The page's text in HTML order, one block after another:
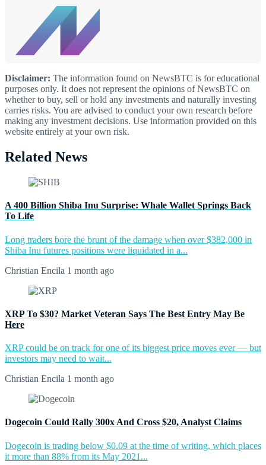
Disclaimer: The information found on NewsBTC is for educational
purposes only. It does not represent the opinions of NewsBTC on
whether to buy, sell or hold any investments and naturally investing
carries risks. You are advised to conduct your own research before
making any investment decisions. Use information provided on this
website entirely at your own risk.
Related News
A 400 Billion Shiba Inu Surprise: Whale Wallet Springs Back
To Life
Long traders bore the brunt of the damage when over $382,000 in
Shiba Inu futures positions were liquidated in a...
Christian Encila 1 month ago
XRP To $30? Market Veteran Says The Best Entry May Be
Here
XRP could be on track for one of its biggest price moves ever — but
investors may need to wait...
Christian Encila 1 month ago
Dogecoin Could Rally 300x And Cross $20, Analyst Claims
Dogecoin is trading below $0.09 at the time of writing, which places
it more than 88% from its May 2021...